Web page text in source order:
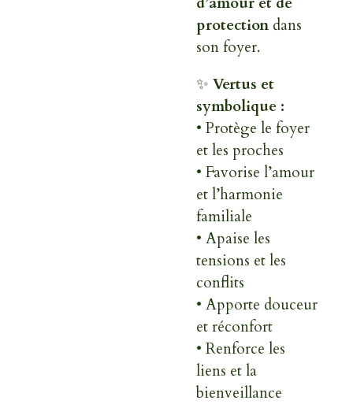
protection dans
son foyer.
✨ Vertus et
symbolique :
• Protège le foyer
et les proches
• Favorise l’amour
et l’harmonie
familiale
• Apaise les
tensions et les
conflits
• Apporte douceur
et réconfort
• Renforce les
liens et la
bienveillance